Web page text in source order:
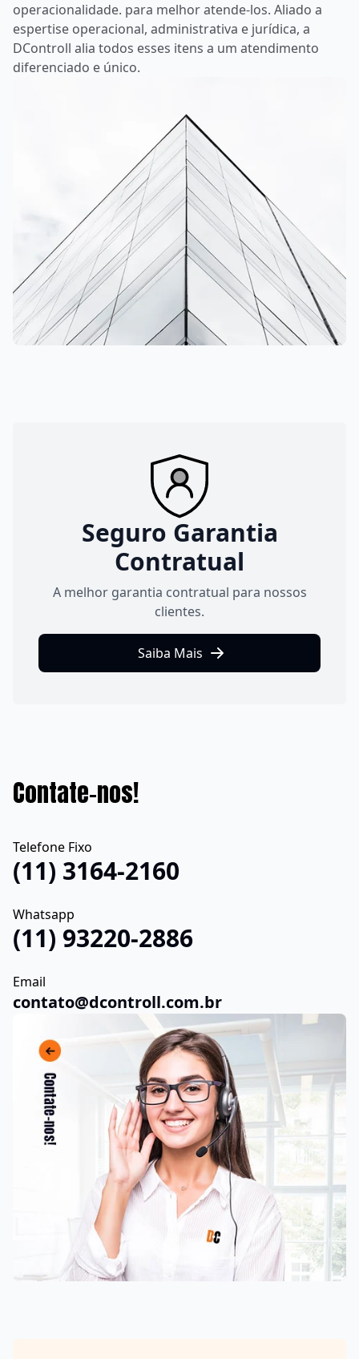
operacionalidade. para melhor atende-los. Aliado a
espertise operacional, administrativa e jurídica, a
DControll alia todos esses itens a um atendimento
diferenciado e único.
Seguro Garantia
Contratual
A melhor garantia contratual para nossos
clientes.
Saiba Mais
Contate-nos!
Telefone Fixo
(11) 3164-2160
Whatsapp
(11) 93220-2886
Email
contato@dcontroll.com.br